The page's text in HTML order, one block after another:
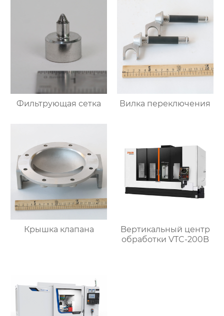
Фильтрующая сетка Вилка переключения
Крышка клапана
Bертикальный центр
обработки VTC-200B